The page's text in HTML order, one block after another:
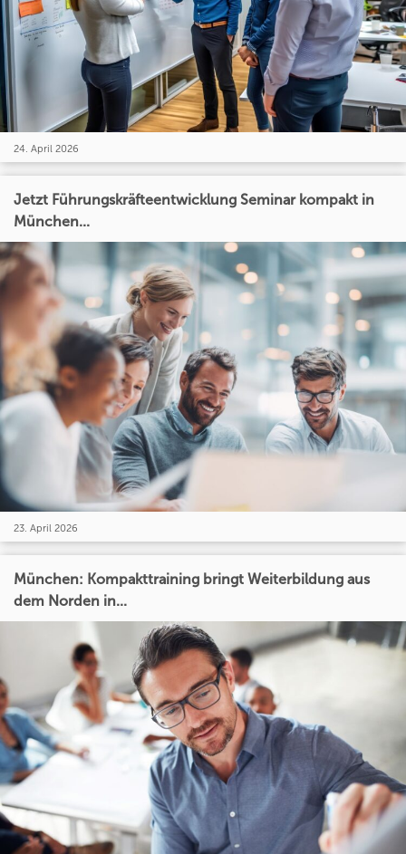
24. April 2026
Jetzt Führungskräfteentwicklung Seminar kompakt in
München...
23. April 2026
München: Kompakttraining bringt Weiterbildung aus
dem Norden in...